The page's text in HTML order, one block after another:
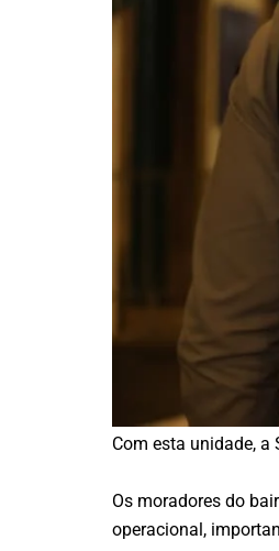
Com esta unidade,
Os moradores do
operacional,